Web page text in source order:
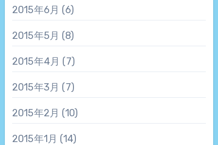
2015年6月 (6)
2015年5月 (8)
2015年4月 (7)
2015年3月 (7)
2015年2月 (10)
2015年1月 (14)